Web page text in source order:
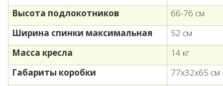
Высота подлокотников
66-76 см
Ширина спинки максимальная
52 см
Масса кресла
14 кг
Габариты коробки
77х32х65 см